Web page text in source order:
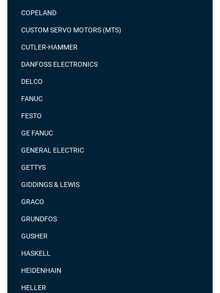
COPELAND
CUSTOM SERVO MOTORS (MTS)
CUTLER-HAMMER
DANFOSS ELECTRONICS
DELCO
FANUC
FESTO
GE FANUC
GENERAL ELECTRIC
GETTYS
GIDDINGS & LEWIS
GRACO
GRUNDFOS
GUSHER
HASKELL
HEIDENHAIN
HELLER